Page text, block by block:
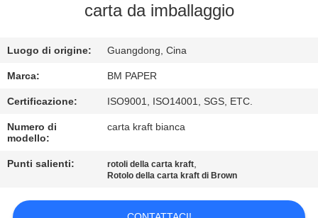
CONTROLLO
QUALITÀ
CONTATTICI
NOTIZIE
carta da imballaggio
Luogo di origine: Guangdong, Cina
Marca: BM PAPER
Certificazione: ISO9001, ISO14001, SGS, ETC.
Numero di
modello:
carta kraft bianca
Punti salienti: rotoli della carta kraft,
Rotolo della carta kraft di Brown